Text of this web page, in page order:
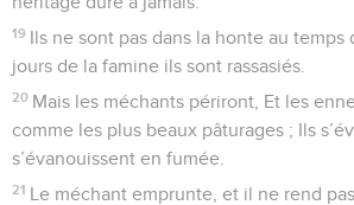
19 Ils ne sont pas dans la honte au temps
jours de la famine ils sont rassasiés.
20 Mais les méchants périront, Et les
comme les plus beaux pâturages ; Ils
s’évanouissent en fumée.
21 Le méchant emprunte, et il ne rend